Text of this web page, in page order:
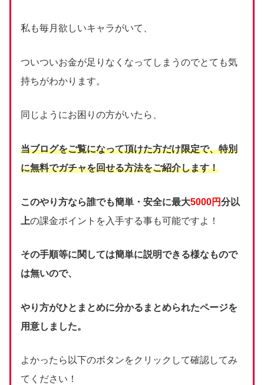
私も毎月欲しいキャラがいて、
ついついお金が足りなくなってしまうのでとても気
持ちがわかります。
同じようにお困りの方がいたら、
当ブログをご覧になって頂けた方だけ限定で、特別
に無料でガチャを回せる方法をご紹介します！
このやり方なら誰でも簡単・安全に最大5000円分以
上の課金ポイントを入手する事も可能ですよ！
その手順等に関しては簡単に説明できる様なもので
は無いので、
やり方がひとまとめに分かるまとめられたページを
用意しました。
よかったら以下のボタンをクリックして確認してみ
てください！